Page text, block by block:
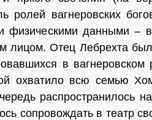
ролей вагнеровских
данными –
лицом. Отец Лебрехта
в
ох­ватило всю семью
рас­пространилось
сопро­вождать в театр